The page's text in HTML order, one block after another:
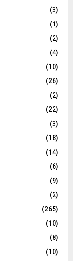
(3)
(1)
(2)
(4)
(10)
(26)
(2)
(22)
(3)
(18)
(14)
(6)
(9)
(2)
(265)
(10)
(8)
(10)